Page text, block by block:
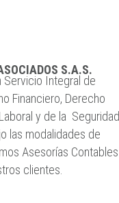
S.A.S.
Servicio Integral de
Financiero, Derecho
y de la Seguridad
las modalidades de
Asesorías Contables
clientes.